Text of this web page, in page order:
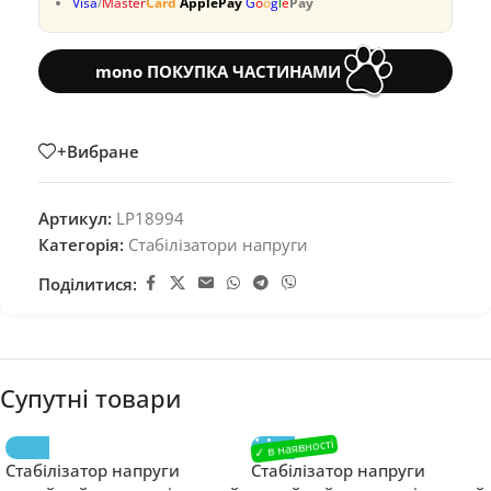
mono ПОКУПКА ЧАСТИНАМИ
+Вибране
Артикул: LP18994
Категорія: Стабілізатори напруги
Поділитися:
Супутні товари
Стабілізатор напруги
Стабілізатор напруги